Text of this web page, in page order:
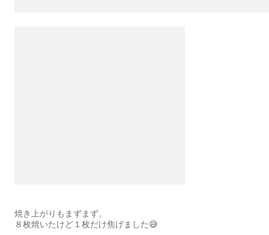
焼き上がりもまずまず。
８枚焼いたけど１枚だけ焦げました😅